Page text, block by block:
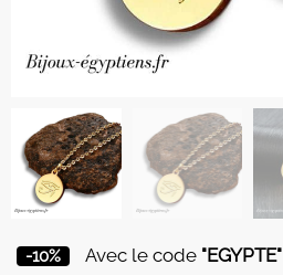
-10% Avec le code "EGYPTE"